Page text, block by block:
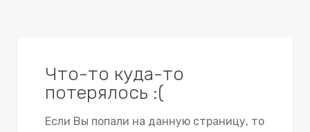
Что-то куда-то
потерялось :(
Если Вы попали на данную страницу, то